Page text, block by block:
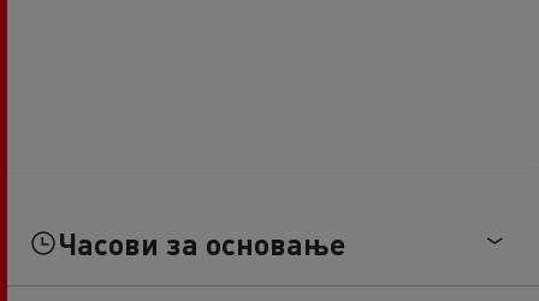
Часови за основање